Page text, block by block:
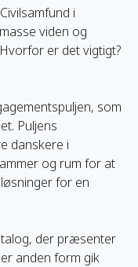
i
viden og
er det vigtigt?
som
Puljens
danskere i
og rum for at
for en
der præsenter
anden form gik